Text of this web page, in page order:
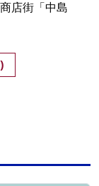
店街「中島